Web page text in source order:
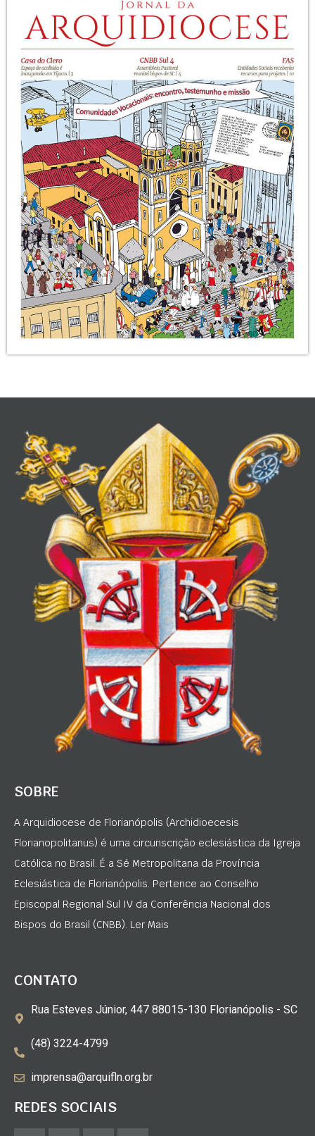
SOBRE
A Arquidiocese de Florianópolis (Archidioecesis
Florianopolitanus) é uma circunscrição eclesiástica da Igreja
Católica no Brasil. É a Sé Metropolitana da Província
Eclesiástica de Florianópolis. Pertence ao Conselho
Episcopal Regional Sul IV da Conferência Nacional dos
Bispos do Brasil (CNBB). Ler Mais
CONTATO
Rua Esteves Júnior, 447 88015-130 Florianópolis - SC
(48) 3224-4799
imprensa@arquifln.org.br
REDES SOCIAIS